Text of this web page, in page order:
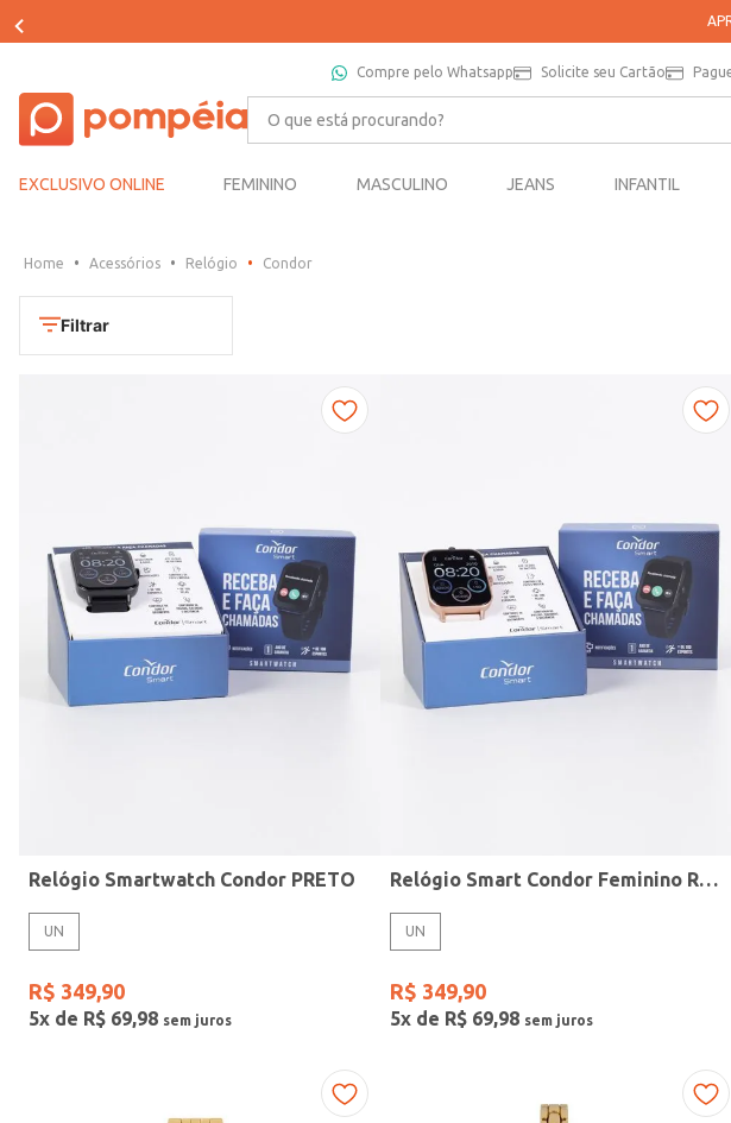
PARCELE
Compre pelo Whatsapp Solicite seu Cartão
O que está procurando?
EXCLUSIVO ONLINE FEMININO MASCULINO JEANS INFANTIL
Acessórios Relógio Condor
Filtrar
UN
Mormaii
Casio
Gang
Prata
Preto
Rose
Estilo
Relógio Smartwatch Condor PRETO
UN
R$ 349,90
5x de R$ 69,98
Relógio Smart Condor Feminino ROSE
UN
R$ 349,90
5x de R$ 69,98